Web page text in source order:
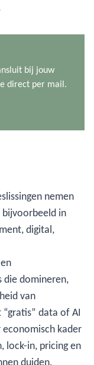
bij jouw
direct per mail.
nemen
in
digital,
domineren,
van
data of AI
economisch kader
lock-in, pricing en
duiden.